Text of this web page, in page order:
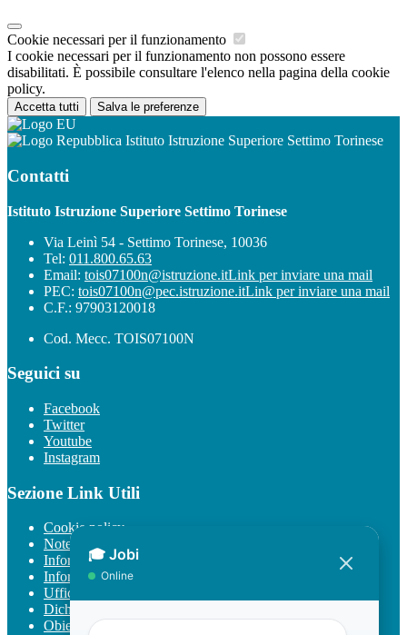
Cookie necessari per il funzionamento
I cookie necessari per il funzionamento non possono essere
disabilitati. È possibile consultare l'elenco nella pagina della cookie
policy.
Accetta tutti Salva le preferenze
Istituto Istruzione Superiore Settimo Torinese
Contatti
Istituto Istruzione Superiore Settimo Torinese
Via Leinì 54 - Settimo Torinese, 10036
Tel: 011.800.65.63
Email: tois07100n@istruzione.itLink per inviare una mail
PEC: tois07100n@pec.istruzione.itLink per inviare una mail
C.F.: 97903120018
Cod. Mecc. TOIS07100N
Seguici su
Facebook
Twitter
Youtube
Instagram
Sezione Link Utili
Cookie policy
Note legali
Informativa Privacy
Informativa Privacy chatbot Jobi
Ufficio Relazioni con il Pubblico
Dichiarazione di accessibilità
Obiettivi di accessibilità